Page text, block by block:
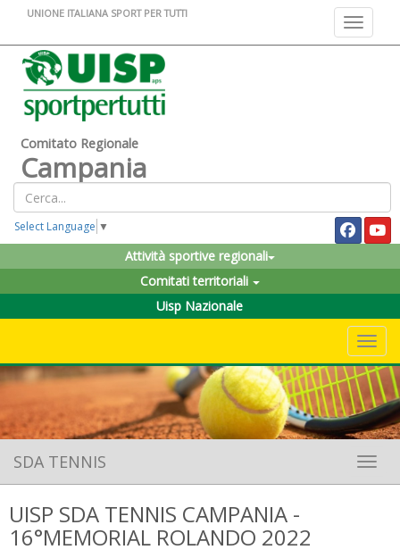
Toggle
UNIONE ITALIANA SPORT PER TUTTI
Comitato Regionale
Campania
Select Language ▼
Attività sportive regionali
Comitati territoriali
Uisp Nazionale
SDA TENNIS
UISP SDA TENNIS CAMPANIA -
16°MEMORIAL ROLANDO 2022